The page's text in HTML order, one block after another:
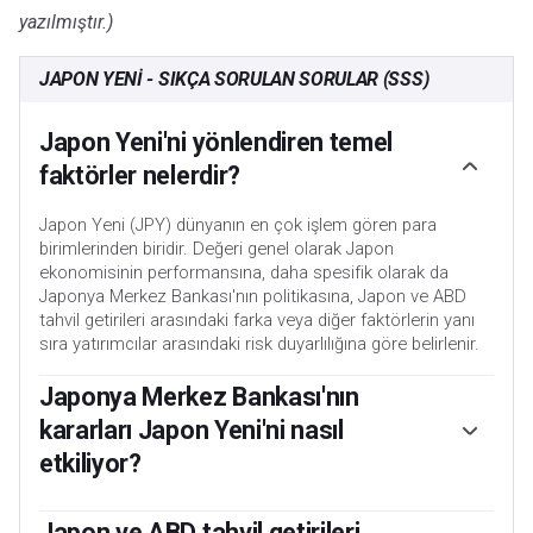
yazılmıştır.)
JAPON YENI - SIKÇA SORULAN SORULAR (SSS)
Japon Yeni'ni yönlendiren temel
faktörler nelerdir?
Japon Yeni (JPY) dünyanın en çok işlem gören para
birimlerinden biridir. Değeri genel olarak Japon
ekonomisinin performansına, daha spesifik olarak da
Japonya Merkez Bankası'nın politikasına, Japon ve ABD
tahvil getirileri arasındaki farka veya diğer faktörlerin yanı
sıra yatırımcılar arasındaki risk duyarlılığına göre belirlenir.
Japonya Merkez Bankası'nın
kararları Japon Yeni'ni nasıl
etkiliyor?
birimini kontrol etmektir, bu nedenle atacağı adımlar Yen